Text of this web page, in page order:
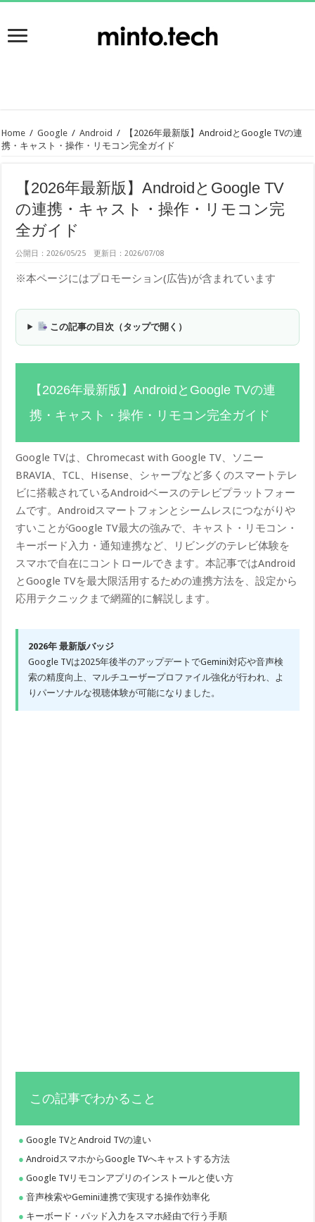
Home / Google / Android /
【2026年最新版】AndroidとGoogle TVの連
携・キャスト・操作・リモコン完全ガイド
【2026年最新版】AndroidとGoogle TV
の連携・キャスト・操作・リモコン完
全ガイド
公開日：2026/05/25 更新日：2026/07/08
※本ページにはプロモーション(広告)が含まれています
この記事の目次（タップで開く）
【2026年最新版】AndroidとGoogle TVの連
携・キャスト・操作・リモコン完全ガイド
Google TVは、Chromecast with Google TV、ソニー
BRAVIA、TCL、Hisense、シャープなど多くのスマートテレ
ビに搭載されているAndroidベースのテレビプラットフォー
ムです。Androidスマートフォンとシームレスにつながりや
すいことがGoogle TV最大の強みで、キャスト・リモコン・
キーボード入力・通知連携など、リビングのテレビ体験を
スマホで自在にコントロールできます。本記事ではAndroid
とGoogle TVを最大限活用するための連携方法を、設定から
応用テクニックまで網羅的に解説します。
2026年 最新版バッジ
Google TVは2025年後半のアップデートでGemini対応や音声検
索の精度向上、マルチユーザープロファイル強化が行われ、よ
りパーソナルな視聴体験が可能になりました。
この記事でわかること
Google TVとAndroid TVの違い
AndroidスマホからGoogle TVへキャストする方法
Google TVリモコンアプリのインストールと使い方
音声検索やGemini連携で実現する操作効率化
キーボード・パッド入力をスマホ経由で行う手順